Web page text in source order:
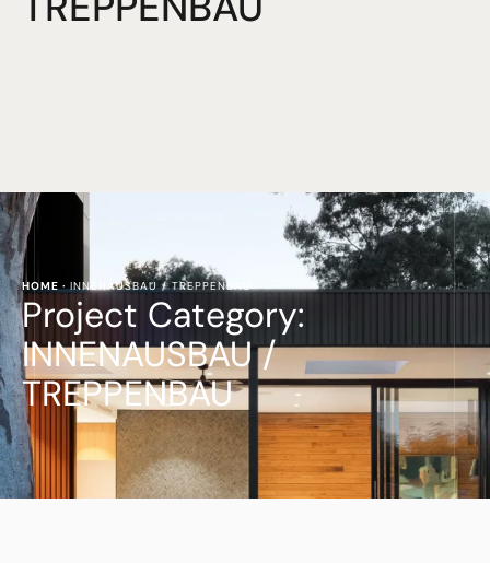
HOME · INNENAUSBAU / TREPPENBAU
Project Category:
INNENAUSBAU /
TREPPENBAU